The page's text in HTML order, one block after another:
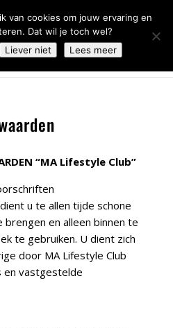
“MA Lifestyle Club”
u te allen tijde schone
en alleen binnen te
te gebruiken. U dient zich
door MA Lifestyle Club
vastgestelde
van cookies om jouw ervaring en
Dat wil je toch wel?
Liever niet Lees meer